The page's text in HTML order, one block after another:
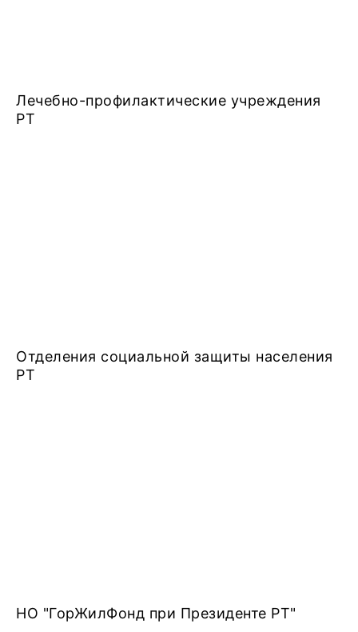
Лечебно-профилактические учреждения
РТ
Отделения социальной защиты населения
РТ
НО "ГорЖилФонд при Президенте РТ"